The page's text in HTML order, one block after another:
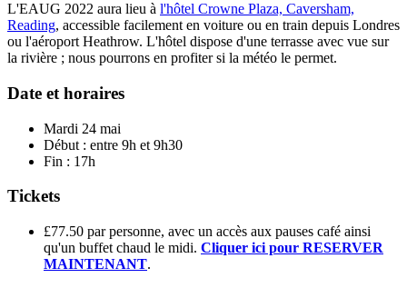
L'EAUG 2022 aura lieu à l'hôtel Crowne Plaza, Caversham,
Reading, accessible facilement en voiture ou en train depuis Londres
ou l'aéroport Heathrow. L'hôtel dispose d'une terrasse avec vue sur
la rivière ; nous pourrons en profiter si la météo le permet.
Date et horaires
Mardi 24 mai
Début : entre 9h et 9h30
Fin : 17h
Tickets
£77.50 par personne, avec un accès aux pauses café ainsi
qu'un buffet chaud le midi. Cliquer ici pour RESERVER
MAINTENANT.